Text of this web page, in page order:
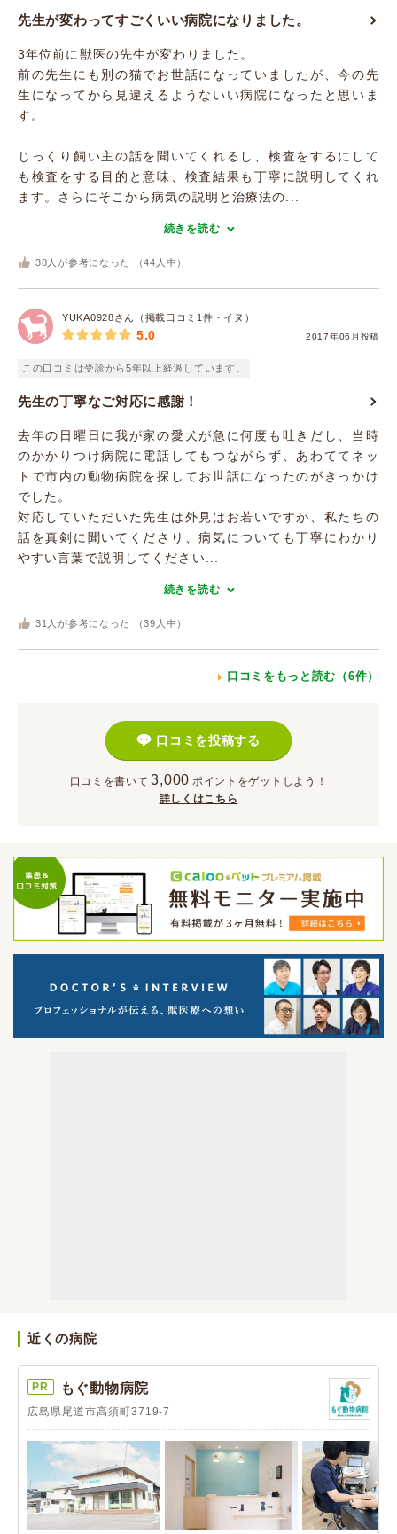
先生が変わってすごくいい病院になりました。
3年位前に獣医の先生が変わりました。
前の先生にも別の猫でお世話になっていましたが、今の先
生になってから見違えるようないい病院になったと思いま
す。
じっくり飼い主の話を聞いてくれるし、検査をするにして
も検査をする目的と意味、検査結果も丁寧に説明してくれ
ます。さらにそこから病気の説明と治療法の...
続きを読む
38 人が参考になった （44 人中）
YUKA0928さん（掲載口コミ1件・イヌ）
2017年06月投稿
5.0
この口コミは受診から5年以上経過しています。
先生の丁寧なご対応に感謝！
去年の日曜日に我が家の愛犬が急に何度も吐きだし、当時
のかかりつけ病院に電話してもつながらず、あわててネッ
トで市内の動物病院を探してお世話になったのがきっかけ
でした。
対応していただいた先生は外見はお若いですが、私たちの
話を真剣に聞いてくださり、病気についても丁寧にわかり
やすい言葉で説明してください...
続きを読む
31 人が参考になった （39 人中）
口コミをもっと読む（6件）
口コミを投稿する
口コミを書いて 3,000 ポイント をゲットしよう！
詳しくはこちら
近くの病院
PR もぐ動物病院
広島県尾道市高須町3719-7